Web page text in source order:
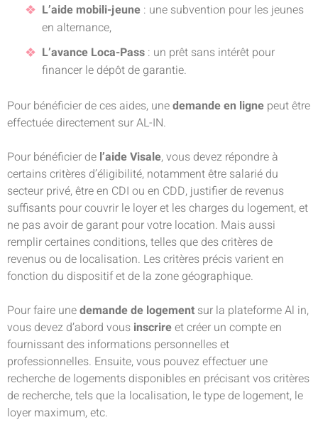
L’aide mobili-jeune : une subvention pour les jeunes
en alternance,
L’avance Loca-Pass : un prêt sans intérêt pour
financer le dépôt de garantie.
Pour bénéficier de ces aides, unedemande en ligne peut être
effectuée directement sur AL-IN.
Pour bénéficier de l’aide Visale, vous devez répondre à
certains critères d’éligibilité, notamment être salarié du
secteur privé, être en CDI ou en CDD, justifier de revenus
suffisants pour couvrir le loyer et les charges du logement, et
ne pas avoir de garant pour votre location. Mais aussi
remplir certaines conditions, telles que des critères de
revenus ou de localisation. Les critères précis varient en
fonction du dispositif et de la zone géographique.
Pour faire unedemande de logement sur la plateforme Al in,
vous devez d’abord vous inscrireet créer un compte en
fournissant des informations personnelles et
professionnelles. Ensuite, vous pouvez effectuer une
recherche de logements disponibles en précisant vos critères
de recherche, tels que la localisation, le type de logement, le
loyer maximum, etc.